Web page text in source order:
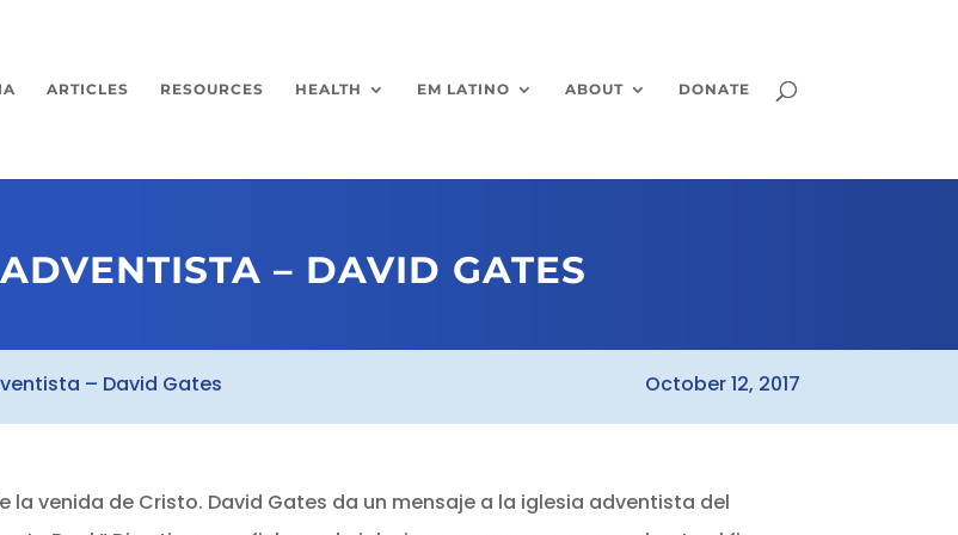
ARTICLES RESOURCES HEALTH EM LATINO ABOUT DONATE
– DAVID GATES
– David Gates October 12, 2017
la venida de Cristo. David Gates da un mensaje a la iglesia adventista del